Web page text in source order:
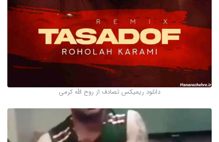
دانلود ریمیکس تصادف از روح الله کرمی